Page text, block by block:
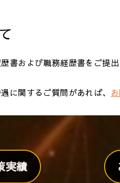
書および職務経歴書をご
に関するご質問があれば、
実績